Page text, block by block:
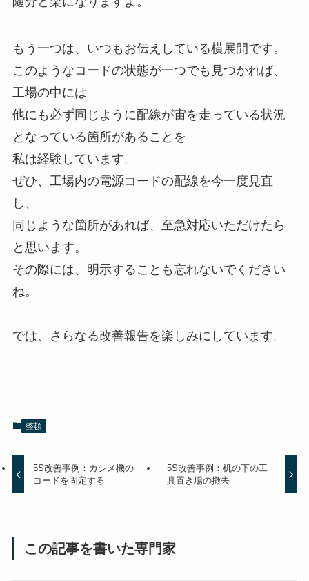
もう一つは、いつもお伝えしている横展開です。
このようなコードの状態が一つでも見つかれば、
工場の中には
他にも必ず同じように配線が宙を走っている状況
となっている箇所があることを
私は経験しています。
ぜひ、工場内の電源コードの配線を今一度見直
し、
同じような箇所があれば、至急対応いただけたら
と思います。
その際には、明示することも忘れないでください
ね。
では、さらなる改善報告を楽しみにしています。
整頓
5S改善事例：カシメ機の
コードを固定する
5S改善事例：机の下の工
具置き場の撤去
この記事を書いた専門家